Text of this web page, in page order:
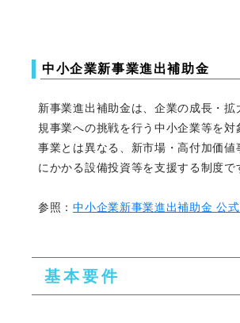
中小企業新事業進出補助金
新事業進出補助金は、企業の成長・拡
規事業への挑戦を行う中小企業等を対
事業とは異なる、新市場・高付加価値
にかかる設備投資等を支援する制度で
参照：中小企業新事業進出補助金 公
基本要件